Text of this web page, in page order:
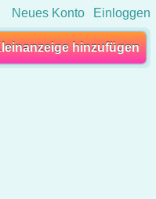
Neues Konto Einloggen
hinzufügen